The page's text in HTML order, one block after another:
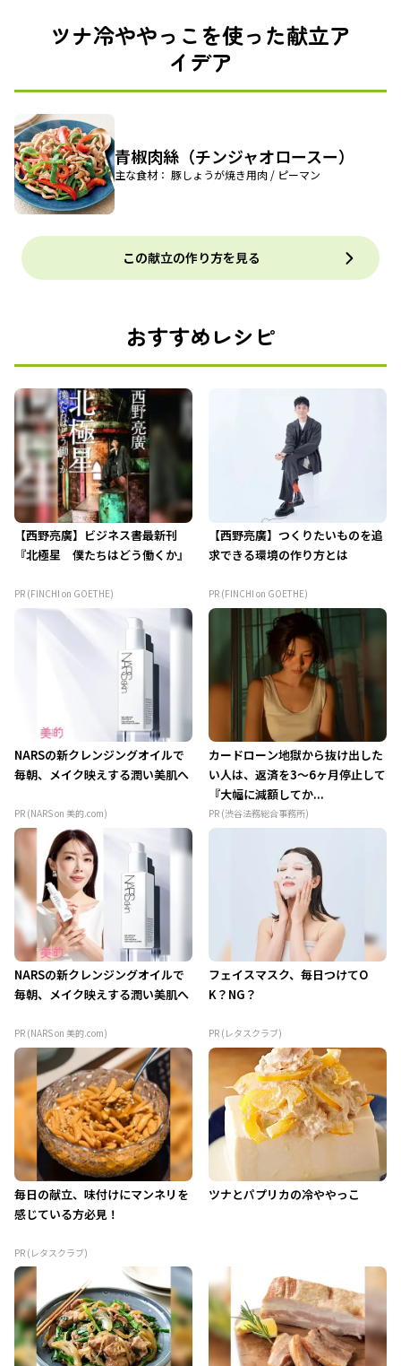
ツナ冷ややっこを使った献立ア
イデア
青椒肉絲（チンジャオロースー）
主な食材： 豚しょうが焼き用肉 / ピーマン
この献立の作り方を見る
おすすめレシピ
【西野亮廣】ビジネス書最新刊
『北極星 僕たちはどう働くか』
PR (FINCHI on GOETHE)
【西野亮廣】つくりたいものを追
求できる環境の作り方とは
PR (FINCHI on GOETHE)
NARSの新クレンジングオイルで
毎朝、メイク映えする潤い美肌へ
PR (NARS on 美的.com)
カードローン地獄から抜け出した
い人は、返済を3～6ヶ月停止して
『大幅に減額してか...
PR (渋谷法務総合事務所)
NARSの新クレンジングオイルで
毎朝、メイク映えする潤い美肌へ
PR (NARS on 美的.com)
フェイスマスク、毎日つけてO
K？NG？
PR (レタスクラブ)
毎日の献立、味付けにマンネリを
感じている方必見！
PR (レタスクラブ)
ツナとパプリカの冷ややっこ